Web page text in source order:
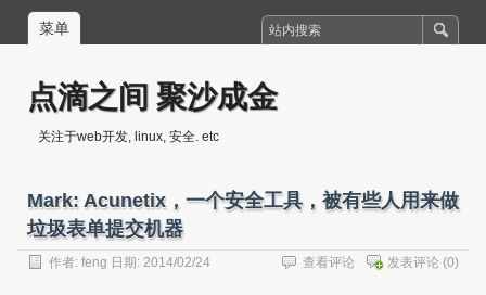
菜单
点滴之间 聚沙成金
关注于web开发, linux, 安全. etc
Mark: Acunetix，一个安全工具，被有些人用来做
垃圾表单提交机器
作者: feng 日期: 2014/02/24 发表评论 (0)
查看评论